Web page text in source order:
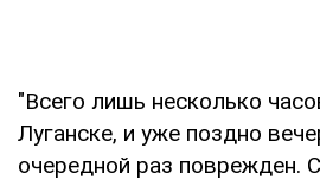
"Всего лишь несколько
Луганске, и уже поздно
очередной раз поврежден.